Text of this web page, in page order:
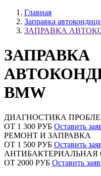
Главная
Заправка
ЗАПРАВКА
ЗАПРАВКА
BMW
ДИАГНОСТИКА
ОТ 1 300 РУБ Оставить
РЕМОНТ И ЗАПРАВКА
ОТ 1 500 РУБ Оставить
АНТИБАКТЕРИАЛЬНАЯ
ОТ 2000 РУБ Оставить